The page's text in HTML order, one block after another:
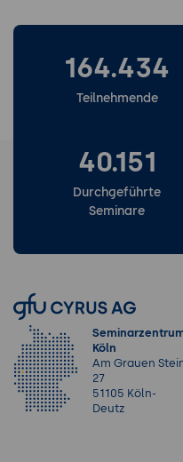
164.434
Teilnehmende
40.151
Durchgeführte
Seminare
Köln
Am Grauen
27
51105 Köln-
Deutz